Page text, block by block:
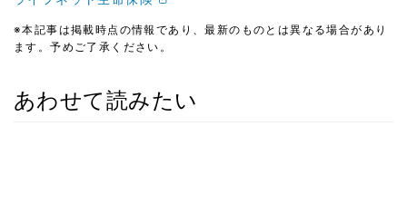
※本記事は掲載時点の情報であり、最新のものとは異なる場合があり
ます。予めご了承ください。
あわせて読みたい